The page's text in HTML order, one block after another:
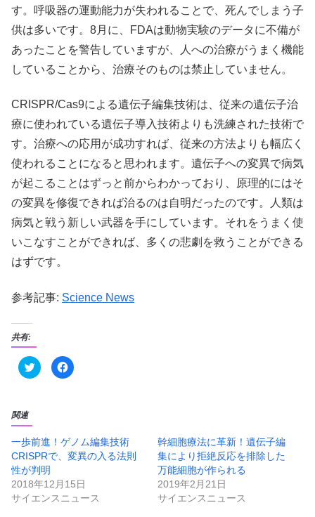
す。呼吸器の運動能力が失われることで、死んでしまう子
供は多いです。8月に、FDAは動物実験のデータに不備が
あったことを警告していますが、人への治療がうまく機能
していることから、治療そのものは禁止していません。
CRISPR/Cas9による遺伝子編集技術は、従来の遺伝子治
療に使われている遺伝子導入技術よりも洗練された技術で
す。治療への応用が成功すれば、従来の方法よりも幅広く
使われることになると思われます。遺伝子への変異で病気
が起こることはずっと前からわかっており、原理的にはそ
の変異を修復できれば治るのは自明だったのです。人類は
病気と戦う新しい武器を手にしています。それをうまく使
いこなすことができれば、多くの悲劇を救うことができる
はずです。
参考記事: Science News
共有:
ク
リ
t
t
e
r
で
共
有
(
F
a
共
有
す
は
ク
リ
関連
一歩前進！ゲノム編集技術
CRISPRで、変異の入る法則
性が判明
2018年12月15日
サイエンスニュース
幹細胞療法に革新！遺伝子編
集により拒絶反応を排除した
万能細胞が作られる
2019年2月21日
サイエンスニュース